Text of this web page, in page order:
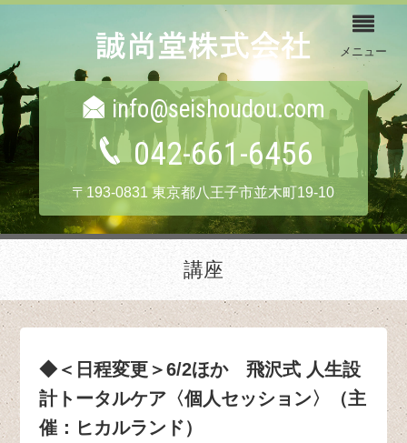
info@seishoudou.com
042-661-6456
〒193-0831 東京都八王子市並木町19-10
メニュー
講座
◆＜日程変更＞6/2ほか 飛沢式 人生設
計トータルケア〈個人セッション〉（主
催：ヒカルランド）